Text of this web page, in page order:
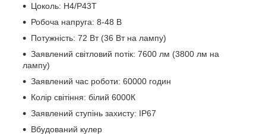
Цоколь: H4/P43T
Робоча напруга: 8-48 В
Потужність: 72 Вт (36 Вт на лампу)
Заявлений світловий потік: 7600 лм (3800 лм на
лампу)
Заявлений час роботи: 60000 годин
Колір світіння: білий 6000К
Заявлений ступінь захисту: ІР67
Вбудований кулер